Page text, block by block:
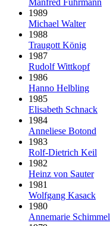
1989
Michael Walter
1988
Traugott König
1987
Rudolf Wittkopf
1986
Hanno Helbling
1985
Elisabeth Schnack
1984
Anneliese Botond
1983
Rolf-Dietrich Keil
1982
Heinz von Sauter
1981
Wolfgang Kasack
1980
Annemarie Schimmel